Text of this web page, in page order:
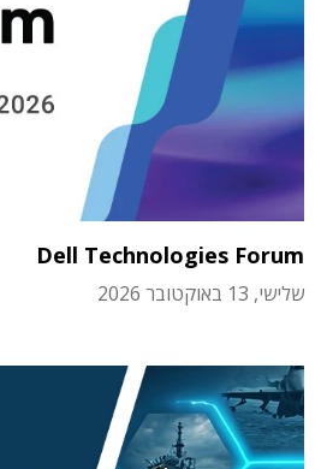
Dell Technologies Forum
שלישי, 13 באוקטובר 2026